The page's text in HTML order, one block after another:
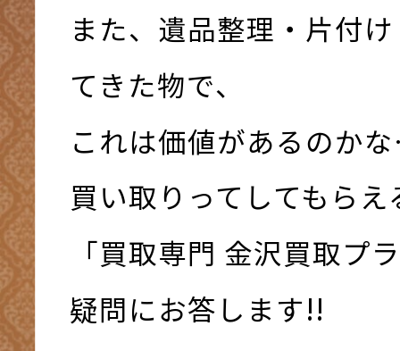
また、遺品整理・片付
てきた物で、
これは価値があるのか
買い取りってしてもら
「買取専門 金沢買取プ
疑問にお答します!!